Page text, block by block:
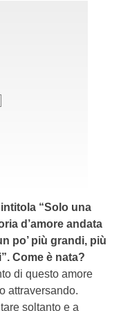
“Solo una
d’amore andata
po’ più grandi, più
Come è nata?
di questo amore
attraversando.
soltanto e a